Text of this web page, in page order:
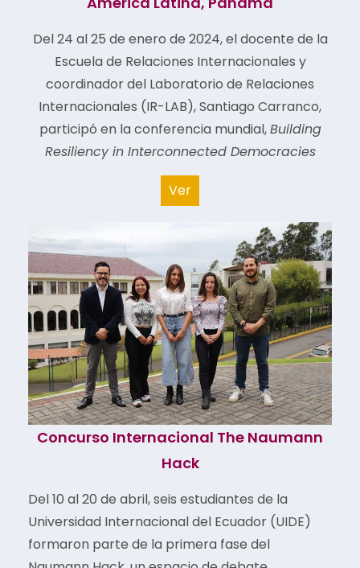
Del 24 al 25 de enero de 2024, el docente de la
Escuela de Relaciones Internacionales y
coordinador del Laboratorio de Relaciones
Internacionales (IR-LAB), Santiago Carranco,
participó en la conferencia mundial,Building
Resiliency in Interconnected Democracies
Ver
Concurso Internacional The Naumann
Hack
Del 10 al 20 de abril, seis estudiantes de la
Universidad Internacional del Ecuador (UIDE)
formaron parte de la primera fase del